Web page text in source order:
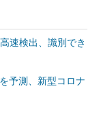
速検出、識別でき
予測、新型コロナ